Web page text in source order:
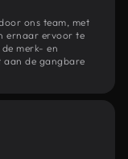
ons team, met
ernaar ervoor te
merk- en
aan de gangbare